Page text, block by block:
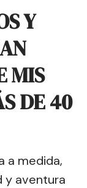
Y
MIS
DE 40
a medida,
y aventura